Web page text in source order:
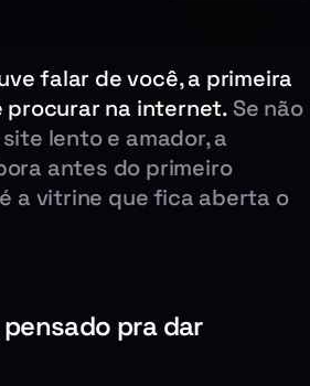
falar de você, a primeira
procurar na internet. Se não
lento e amador, a
antes do primeiro
a vitrine que fica aberta o
pra dar